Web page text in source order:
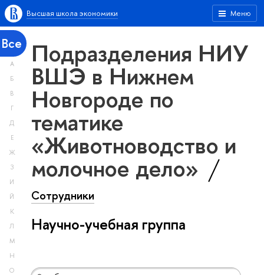
Меню
Высшая школа экономики
Все
А
Б
В
Г
Д
Е
Ж
З
И
Й
К
Л
М
Н
О
Подразделения НИУ
ВШЭ в Нижнем
Новгороде по
тематике
«Животноводство и
молочное дело»
Сотрудники
Научно-учебная группа